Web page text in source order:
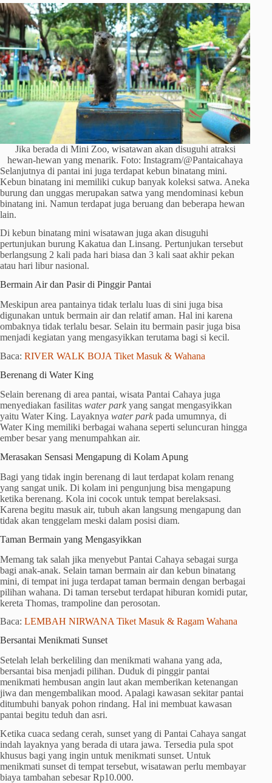
Jika berada di Mini Zoo, wisatawan akan disuguhi atraksi
hewan-hewan yang menarik. Foto: Instagram/@Pantaicahaya
Selanjutnya di pantai ini juga terdapat kebun binatang mini.
Kebun binatang ini memiliki cukup banyak koleksi satwa. Aneka
burung dan unggas merupakan satwa yang mendominasi kebun
binatang ini. Namun terdapat juga beruang dan beberapa hewan
lain.
Di kebun binatang mini wisatawan juga akan disuguhi
pertunjukan burung Kakatua dan Linsang. Pertunjukan tersebut
berlangsung 2 kali pada hari biasa dan 3 kali saat akhir pekan
atau hari libur nasional.
Bermain Air dan Pasir di Pinggir Pantai
Meskipun area pantainya tidak terlalu luas di sini juga bisa
digunakan untuk bermain air dan relatif aman. Hal ini karena
ombaknya tidak terlalu besar. Selain itu bermain pasir juga bisa
menjadi kegiatan yang mengasyikkan terutama bagi si kecil.
Baca: RIVER WALK BOJA Tiket Masuk & Wahana
Berenang di Water King
Selain berenang di area pantai, wisata Pantai Cahaya juga
menyediakan fasilitas water park yang sangat mengasyikkan
yaitu Water King. Layaknya water park pada umumnya, di
Water King memiliki berbagai wahana seperti seluncuran hingga
ember besar yang menumpahkan air.
Merasakan Sensasi Mengapung di Kolam Apung
Bagi yang tidak ingin berenang di laut terdapat kolam renang
yang sangat unik. Di kolam ini pengunjung bisa mengapung
ketika berenang. Kola ini cocok untuk tempat berelaksasi.
Karena begitu masuk air, tubuh akan langsung mengapung dan
tidak akan tenggelam meski dalam posisi diam.
Taman Bermain yang Mengasyikkan
Memang tak salah jika menyebut Pantai Cahaya sebagai surga
bagi anak-anak. Selain taman bermain air dan kebun binatang
mini, di tempat ini juga terdapat taman bermain dengan berbagai
pilihan wahana. Di taman tersebut terdapat hiburan komidi putar,
kereta Thomas, trampoline dan perosotan.
Baca: LEMBAH NIRWANA Tiket Masuk & Ragam Wahana
Bersantai Menikmati Sunset
Setelah lelah berkeliling dan menikmati wahana yang ada,
bersantai bisa menjadi pilihan. Duduk di pinggir pantai
menikmati hembusan angin laut akan memberikan ketenangan
jiwa dan mengembalikan mood. Apalagi kawasan sekitar pantai
ditumbuhi banyak pohon rindang. Hal ini membuat kawasan
pantai begitu teduh dan asri.
Ketika cuaca sedang cerah, sunset yang di Pantai Cahaya sangat
indah layaknya yang berada di utara jawa. Tersedia pula spot
khusus bagi yang ingin untuk menikmati sunset. Untuk
menikmati sunset di tempat tersebut, wisatawan perlu membayar
biaya tambahan sebesar Rp10.000.